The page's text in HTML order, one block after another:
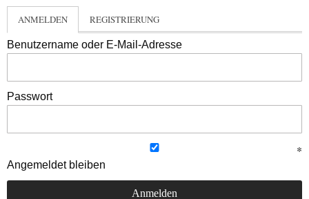
ANMELDEN REGISTRIERUNG
Benutzername oder E-Mail-Adresse
Passwort
Angemeldet bleiben